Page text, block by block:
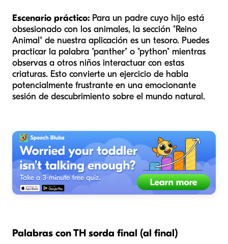
Escenario práctico: Para un padre cuyo hijo está
obsesionado con los animales, la sección "Reino
Animal" de nuestra aplicación es un tesoro. Puedes
practicar la palabra "panther" o "python" mientras
observas a otros niños interactuar con estas
criaturas. Esto convierte un ejercicio de habla
potencialmente frustrante en una emocionante
sesión de descubrimiento sobre el mundo natural.
Palabras con TH sorda final (al final)